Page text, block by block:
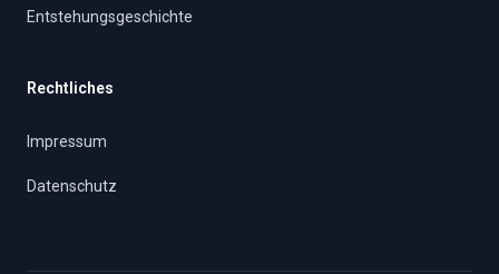
Entstehungsgeschichte
Rechtliches
Impressum
Datenschutz